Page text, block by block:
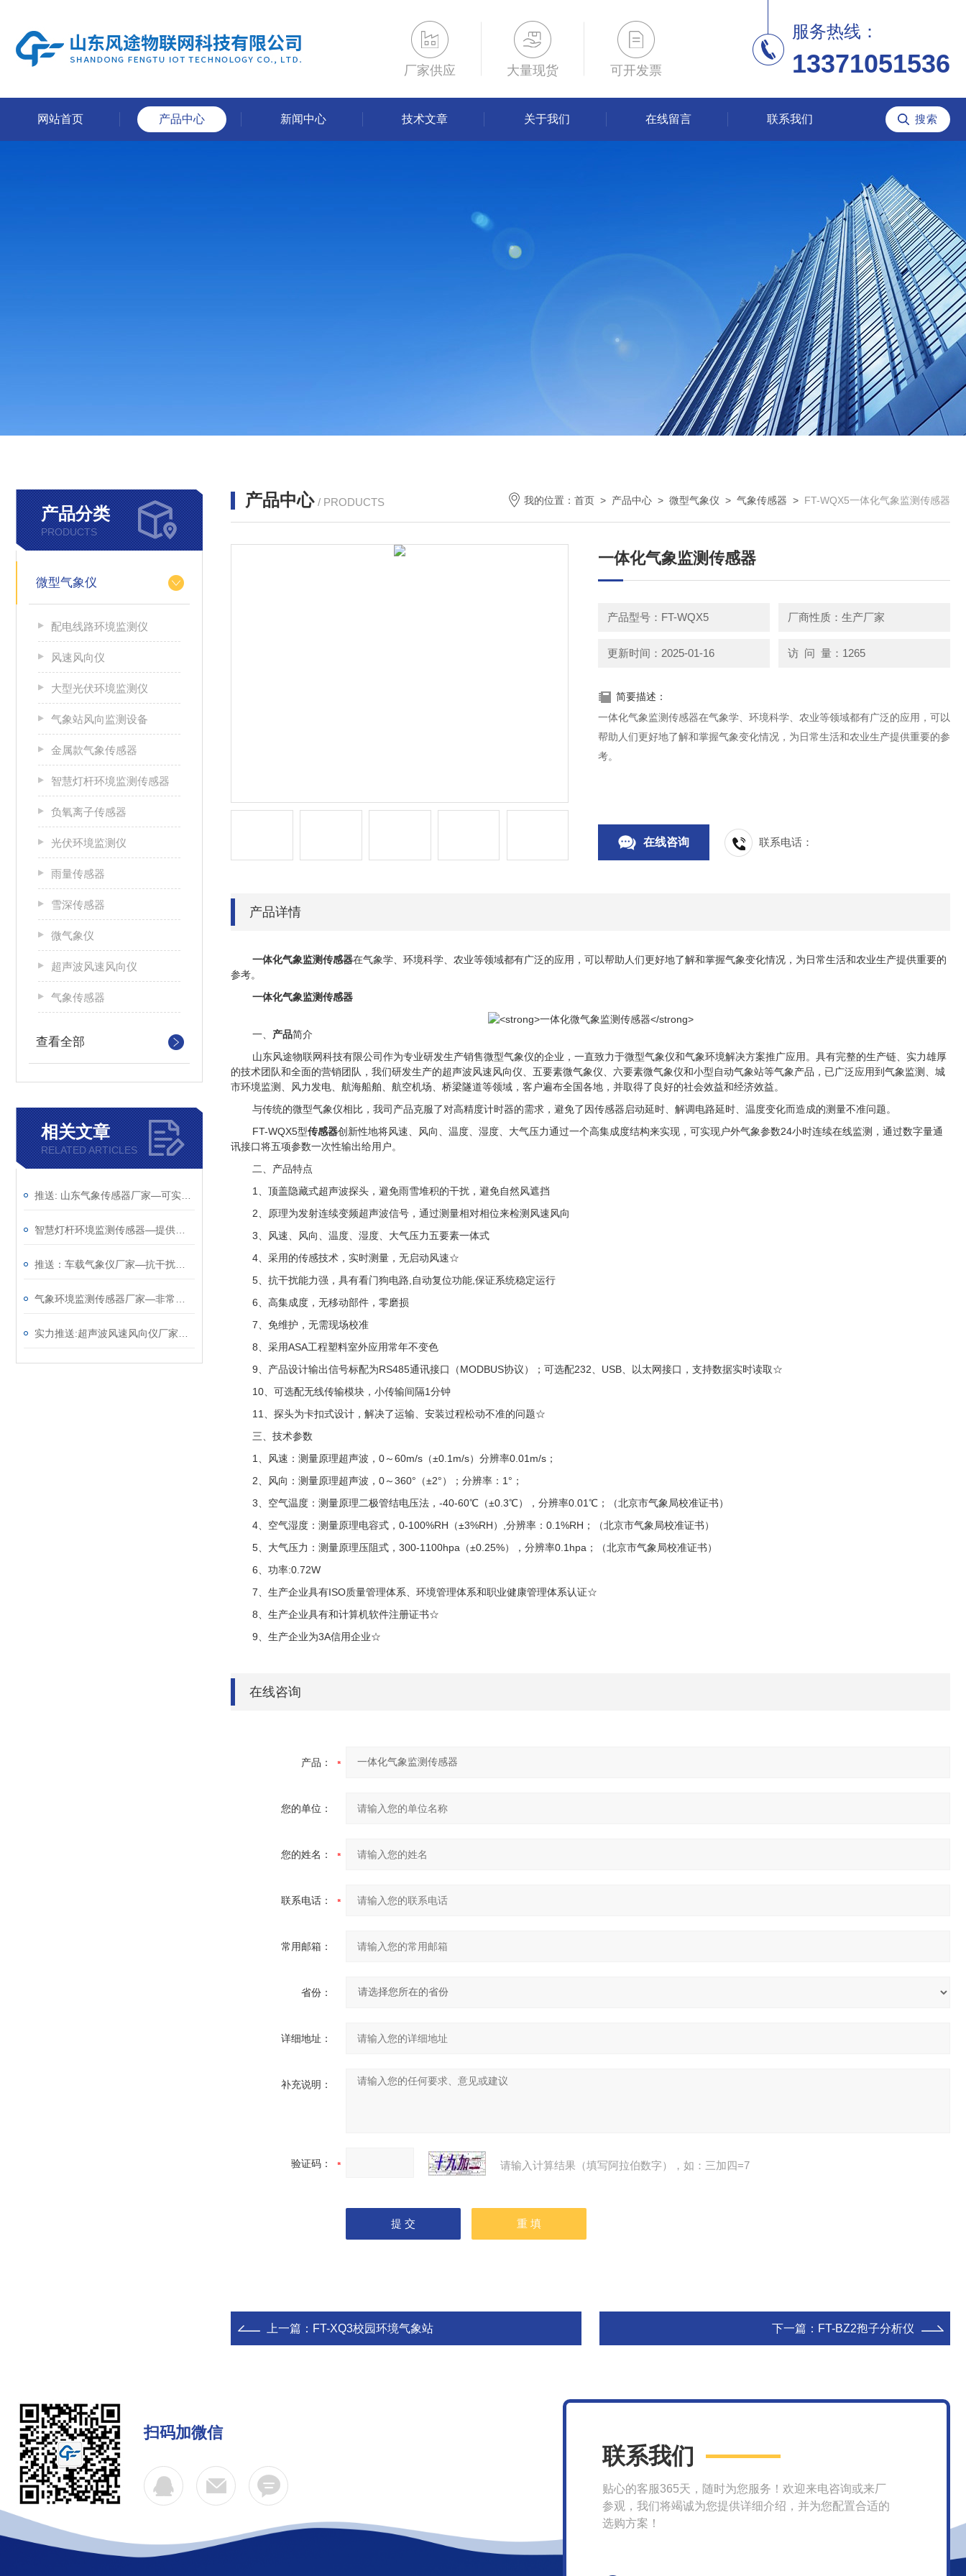
厂家供应 大量现货 可开发票
服务热线：
13371051536
网站首页 产品中心 新闻中心 技术文章 关于我们 在线留言 联系我们
产品分类
PRODUCTS
微型气象仪
配电线路环境监测仪
风速风向仪
大型光伏环境监测仪
气象站风向监测设备
金属款气象传感器
智慧灯杆环境监测传感器
负氧离子传感器
光伏环境监测仪
雨量传感器
雪深传感器
微气象仪
超声波风速风向仪
气象传感器
查看全部
相关文章
RELATED ARTICLES
产品中心 / PRODUCTS 我的位置： 首页 > 产品中心 > 微型气象仪 > 气象传感器 > FT-WQX5一体化气象监测传感器
一体化气象监测传感器
产品型号：FT-WQX5 厂商性质：生产厂家
更新时间：2025-01-16 访 问 量：1265
简要描述：
一体化气象监测传感器在气象学、环境科学、农业等领域都有广泛的应用，可以
帮助人们更好地了解和掌握气象变化情况，为日常生活和农业生产提供重要的参
考。
在线咨询 联系电话：
产品详情
一体化气象监测传感器在气象学、环境科学、农业等领域都有广泛的应用，可以帮助人们更好地了解和掌握气象变化情况，为日常生活和农业生产提供重要的
参考。
一体化气象监测传感器
一、 产品简介
山东风途物联网科技有限公司作为专业研发生产销售微型气象仪的企业，一直致力于微型气象仪和气象环境解决方案推广应用。具有完整的生产链、实力雄厚
的技术团队和全面的营销团队，我们研发生产的超声波风速风向仪、五要素微气象仪、六要素微气象仪和小型自动气象站等气象产品，已广泛应用到气象监测、城
市环境监测、风力发电、航海船舶、航空机场、桥梁隧道等领域，客户遍布全国各地，并取得了良好的社会效益和经济效益。
与传统的微型气象仪相比，我司产品克服了对高精度计时器的需求，避免了因传感器启动延时、解调电路延时、温度变化而造成的测量不准问题。
FT-WQX5型传感器创新性地将风速、风向、温度、湿度、大气压力通过一个高集成度结构来实现，可实现户外气象参数24小时连续在线监测，通过数字量通
讯接口将五项参数一次性输出给用户。
二、产品特点
1
、顶盖隐藏式超声波探头，避免雨雪堆积的干扰，避免自然风遮挡
2 、原理为发射连续变频超声波信号，通过测量相对相位来检测风速风向
3 、风速、风向、温度、湿度、大气压力五要素一体式
4 、采用的传感技术，实时测量，无启动风速☆
5 、抗干扰能力强，具有看门狗电路 自动复位功能 保证系统稳定运行
6 、高集成度，无移动部件，零磨损
7 、免维护，无需现场校准
8 、采用ASA工程塑料室外应用常年不变色
9 、产品设计输出信号标配为RS485通讯接口（MODBUS协议）；可选配232 USB 、以太网接口，支持数据实时读取☆
10 、可选配无线传输模块，小传输间隔1分钟
11
、探头为卡扣式设计，解决了运输、安装过程松动不准的问题☆
三、技术参数
1
、风速：测量原理超声波， 0～60m/s （±0.1m/s）分辨率0.01m/s ；
2 、风向：测量原理超声波， 0～360°（±2°）；分辨率：1°；
3 、空气温度：测量原理二极管结电压法， -40-60℃（±0.3℃），分辨率0.01℃；（北京市气象局校准证书）
4 、空气湿度：测量原理电容式， 0-100%RH （±3%RH）,分辨率：0.1%RH；（北京市气象局校准证书）
5 、大气压力：测量原理压阻式， 300-1100hpa （±0.25%），分辨率0.1hpa；（北京市气象局校准证书）
6、功率:0.72W
7 、生产企业具有ISO质量管理体系、环境管理体系和职业健康管理体系认证☆
8 、生产企业具有和计算机软件注册证书☆
9 、生产企业为3A信用企业☆
在线咨询
产品：
您的单位：
您的姓名：
联系电话：
常用邮箱：
省份：
详细地址：
补充说明：
验证码： 请输入计算结果（填写阿拉伯数字），如：三加四=7
上一篇： FT-XQ3校园环境气象站 下一篇： FT-BZ2孢子分析仪
扫码加微信
联系我们
贴心的客服365天，随时为您服务！欢迎来电咨询或来厂
参观，我们将竭诚为您提供详细介绍，并为您配置合适的
选购方案！